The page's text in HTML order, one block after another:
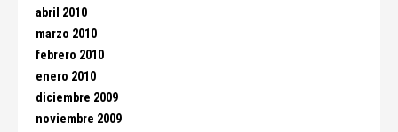
abril 2010
marzo 2010
febrero 2010
enero 2010
diciembre 2009
noviembre 2009